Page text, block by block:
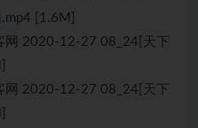
[1.6M]
2020-12-27 08_24[天下
2020-12-27 08_24[天下